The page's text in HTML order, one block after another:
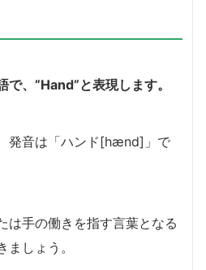
で、”Hand”と表現します。
発音は「ハンド[hænd]」で
は手の働きを指す言葉となる
しょう。